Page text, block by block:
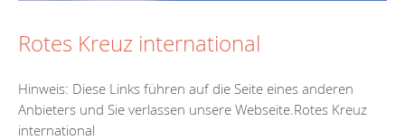
Rotes Kreuz international
Hinweis: Diese Links führen auf die Seite eines anderen
Anbieters und Sie verlassen unsere Webseite.Rotes Kreuz
international